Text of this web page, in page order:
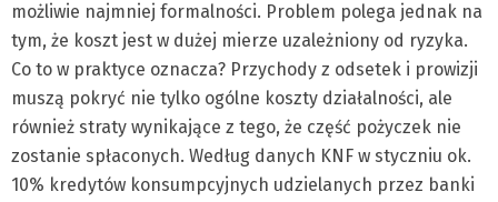
możliwie najmniej formalności. Problem polega jednak na
tym, że koszt jest w dużej mierze uzależniony od ryzyka.
Co to w praktyce oznacza? Przychody z odsetek i prowizji
muszą pokryć nie tylko ogólne koszty działalności, ale
również straty wynikające z tego, że część pożyczek nie
zostanie spłaconych. Według danych KNF w styczniu ok.
10% kredytów konsumpcyjnych udzielanych przez banki